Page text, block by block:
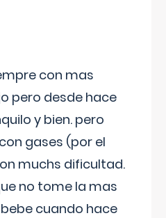
con mas
pero desde hace
y bien. pero
gases (por el
muchs dificultad.
no tome la mas
cuando hace